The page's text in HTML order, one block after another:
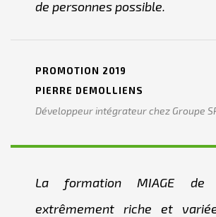
de personnes possible.
PROMOTION 2019
PIERRE DEMOLLIENS
Développeur intégrateur chez Groupe
La formation MIAGE
extrêmement riche et